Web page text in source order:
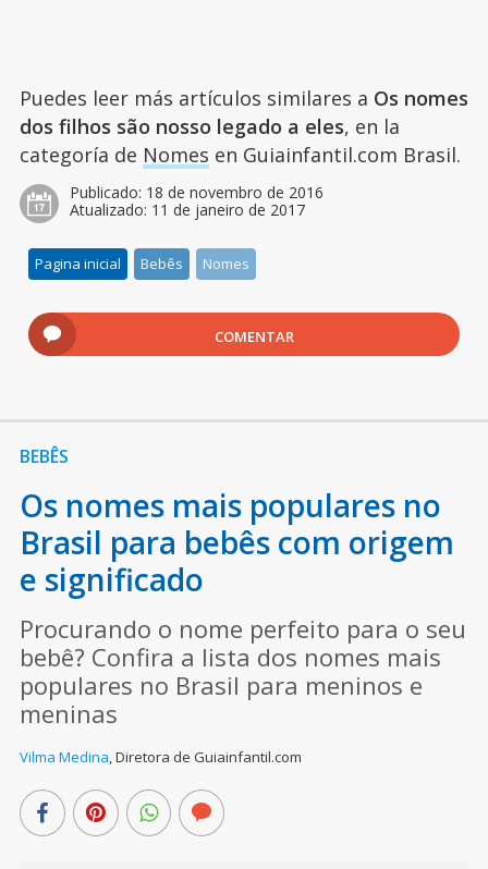
Puedes leer más artículos similares a Os nomes
dos filhos são nosso legado a eles, en la
categoría de Nomes en Guiainfantil.com Brasil.
Publicado: 18 de novembro de 2016
Atualizado: 11 de janeiro de 2017
Pagina inicial Bebês Nomes
COMENTAR
BEBÊS
Os nomes mais populares no
Brasil para bebês com origem
e significado
Procurando o nome perfeito para o seu
bebê? Confira a lista dos nomes mais
populares no Brasil para meninos e
meninas
Vilma Medina,Diretora de Guiainfantil.com